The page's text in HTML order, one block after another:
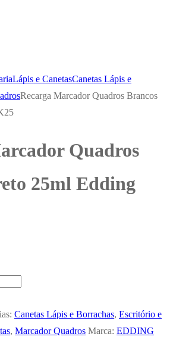
Lápis e CanetasCanetas Lápis e
Recarga Marcador Quadros Brancos
Quadros
25ml Edding
Canetas Lápis e Borrachas, Escritório e
, Marcador Quadros Marca: EDDING